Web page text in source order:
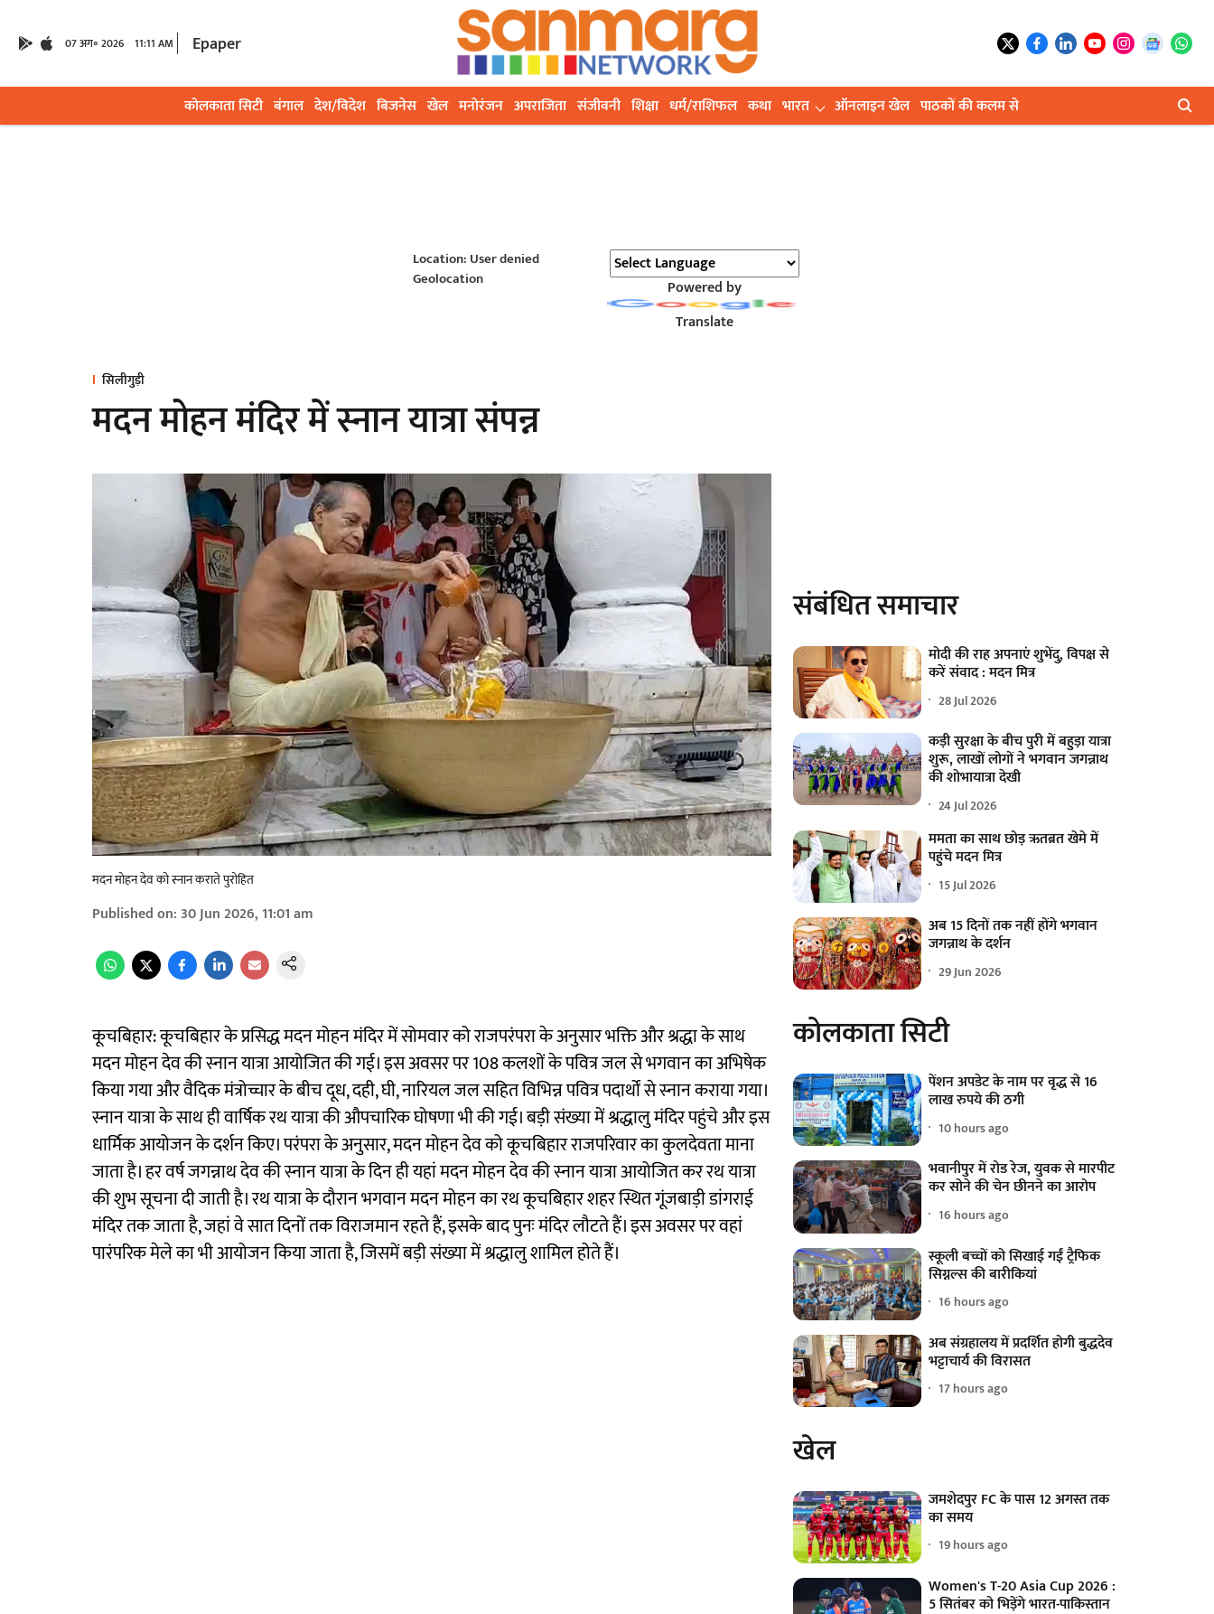
07 अग॰ 2026 11:11 AM Epaper
कोलकाता सिटी बंगाल देश/विदेश बिजनेस खेल मनोरंजन अपराजिता संजीवनी शिक्षा धर्म/राशिफल कथा भारत ऑनलाइन खेल पाठकों की कलम से
Location: User denied
Geolocation
Powered by
Translate
सिलीगुड़ी
मदन मोहन मंदिर में स्नान यात्रा संपन्न
मदन मोहन देव को स्नान कराते पुरोहित
Published on:30 Jun 2026, 11:01 am
कूचबिहार: कूचबिहार के प्रसिद्ध मदन मोहन मंदिर में सोमवार को राजपरंपरा के अनुसार भक्ति और श्रद्धा के साथ
मदन मोहन देव की स्नान यात्रा आयोजित की गई। इस अवसर पर 108 कलशों के पवित्र जल से भगवान का अभिषेक
किया गया और वैदिक मंत्रोच्चार के बीच दूध, दही, घी, नारियल जल सहित विभिन्न पवित्र पदार्थों से स्नान कराया गया।
स्नान यात्रा के साथ ही वार्षिक रथ यात्रा की औपचारिक घोषणा भी की गई। बड़ी संख्या में श्रद्धालु मंदिर पहुंचे और इस
धार्मिक आयोजन के दर्शन किए। परंपरा के अनुसार, मदन मोहन देव को कूचबिहार राजपरिवार का कुलदेवता माना
जाता है। हर वर्ष जगन्नाथ देव की स्नान यात्रा के दिन ही यहां मदन मोहन देव की स्नान यात्रा आयोजित कर रथ यात्रा
की शुभ सूचना दी जाती है। रथ यात्रा के दौरान भगवान मदन मोहन का रथ कूचबिहार शहर स्थित गूंजबाड़ी डांगराई
मंदिर तक जाता है, जहां वे सात दिनों तक विराजमान रहते हैं, इसके बाद पुनः मंदिर लौटते हैं। इस अवसर पर वहां
पारंपरिक मेले का भी आयोजन किया जाता है, जिसमें बड़ी संख्या में श्रद्धालु शामिल होते हैं।
संबंधित समाचार
मोदी की राह अपनाएं शुभेंदु, विपक्ष से
करें संवाद : मदन मित्र
28 Jul 2026
कड़ी सुरक्षा के बीच पुरी में बहुड़ा यात्रा
शुरू, लाखों लोगों ने भगवान जगन्नाथ
की शोभायात्रा देखी
24 Jul 2026
ममता का साथ छोड़ ऋतब्रत खेमे में
पहुंचे मदन मित्र
15 Jul 2026
अब 15 दिनों तक नहीं होंगे भगवान
जगन्नाथ के दर्शन
29 Jun 2026
कोलकाता सिटी
पेंशन अपडेट के नाम पर वृद्ध से 16
लाख रुपये की ठगी
10 hours ago
भवानीपुर में रोड रेज, युवक से मारपीट
कर सोने की चेन छीनने का आरोप
16 hours ago
स्कूली बच्चों को सिखाई गईं ट्रैफिक
सिग्नल्स की बारीकियां
16 hours ago
अब संग्रहालय में प्रदर्शित होगी बुद्धदेव
भट्टाचार्य की विरासत
17 hours ago
खेल
जमशेदपुर FC के पास 12 अगस्त तक
का समय
19 hours ago
Women's T-20 Asia Cup 2026 :
5 सितंबर को भिड़ेंगे भारत-पाकिस्तान